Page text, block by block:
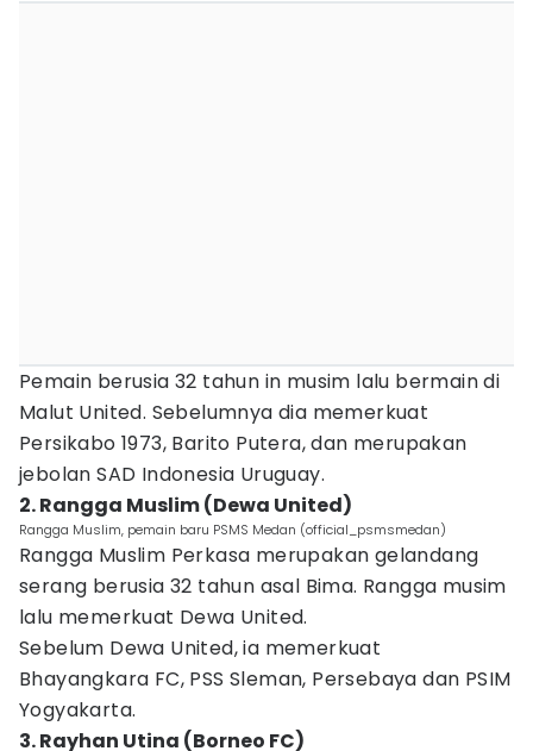
Pemain berusia 32 tahun in musim lalu bermain di
Malut United. Sebelumnya dia memerkuat
Persikabo 1973, Barito Putera, dan merupakan
jebolan SAD Indonesia Uruguay.
2. Rangga Muslim (Dewa United)
Rangga Muslim, pemain baru PSMS Medan (official_psmsmedan)
Rangga Muslim Perkasa merupakan gelandang
serang berusia 32 tahun asal Bima. Rangga musim
lalu memerkuat Dewa United.
Sebelum Dewa United, ia memerkuat
Bhayangkara FC, PSS Sleman, Persebaya dan PSIM
Yogyakarta.
3. Rayhan Utina (Borneo FC)